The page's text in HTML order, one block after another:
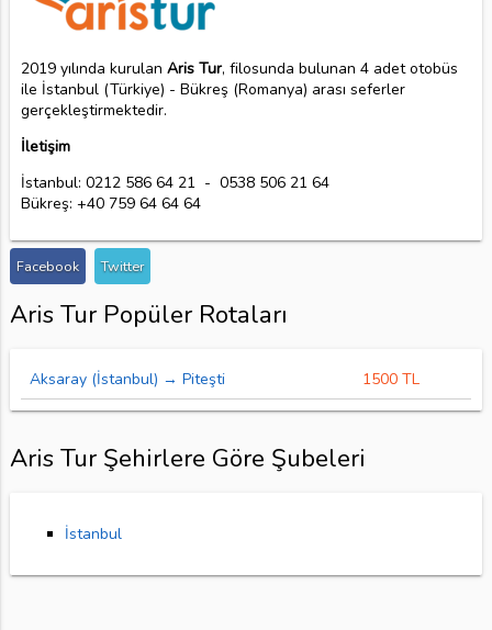
2019 yılında kurulan Aris Tur, filosunda bulunan 4 adet otobüs
ile İstanbul (Türkiye) - Bükreş (Romanya) arası seferler
gerçekleştirmektedir.
İletişim
İstanbul: 0212 586 64 21 - 0538 506 21 64
Bükreş: +40 759 64 64 64
Facebook Twitter
Aris Tur Popüler Rotaları
Aksaray (İstanbul) → Piteşti 1500 TL
Aris Tur Şehirlere Göre Şubeleri
İstanbul